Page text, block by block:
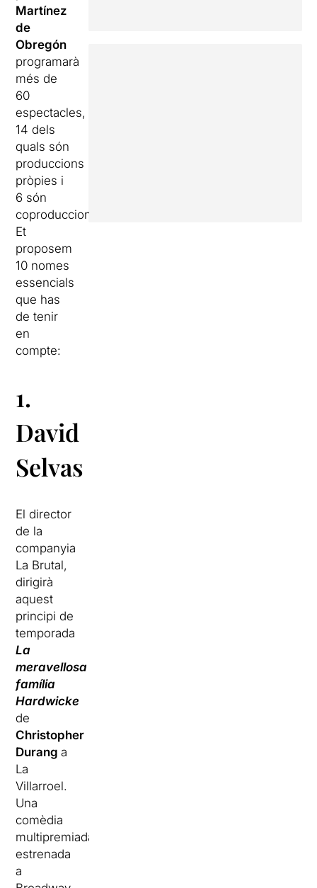
Martínez
de
Obregón
programarà
més de
60
espectacles,
14 dels
quals són
produccions
pròpies i
6 són
coproduccions.
Et
proposem
10 nomes
essencials
que has
de tenir
en
compte:
1.
David
Selvas
El director
de la
companyia
La Brutal,
dirigirà
aquest
principi de
temporada
La
meravellosa
família
Hardwicke
de
Christopher
Duranga
La
Villarroel.
Una
comèdia
multipremiada
estrenada
a